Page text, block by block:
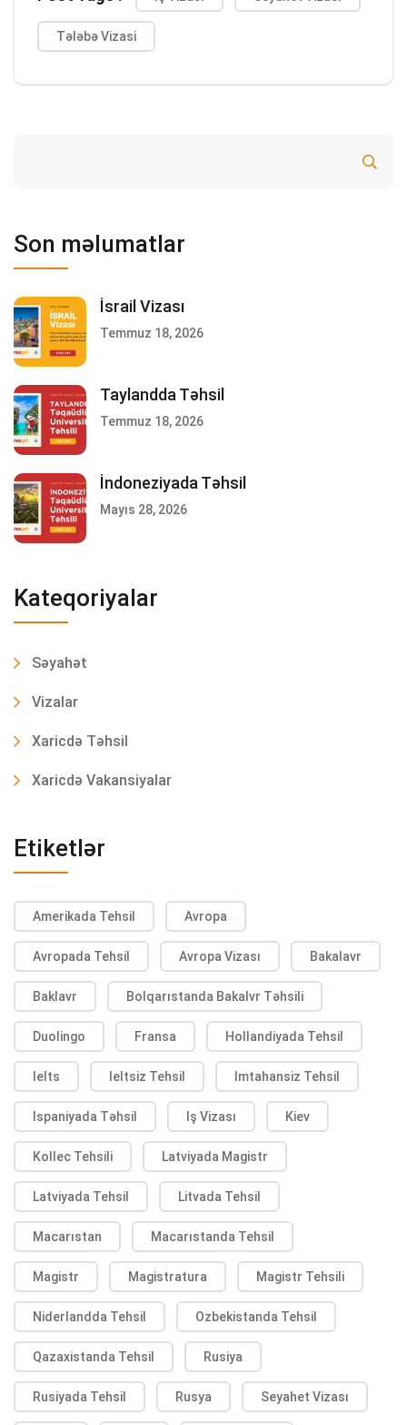
Tələbə Vizasi
Son məlumatlar
İsrail Vizası
Temmuz 18, 2026
Taylandda Təhsil
Temmuz 18, 2026
İndoneziyada Təhsil
Mayıs 28, 2026
Kateqoriyalar
Səyahət
Vizalar
Xaricdə Təhsil
Xaricdə Vakansiyalar
Etiketlər
Amerikada Tehsil Avropa
Avropada Tehsil Avropa Vizası Bakalavr
Baklavr Bolqarıstanda Bakalvr Təhsili
Duolingo Fransa Hollandiyada Tehsil
Ielts Ieltsiz Tehsil Imtahansiz Tehsil
Ispaniyada Təhsil Iş Vizası Kiev
Kollec Tehsili Latviyada Magistr
Latviyada Tehsil Litvada Tehsil
Macarıstan Macarıstanda Tehsil
Magistr Magistratura Magistr Tehsili
Niderlandda Tehsil Ozbekistanda Tehsil
Qazaxistanda Tehsil Rusiya
Rusiyada Tehsil Rusya Seyahet Vizası